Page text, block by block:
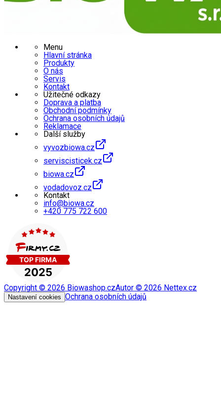
Menu
Hlavní stránka
Produkty
O nás
Servis
Kontakt
Užitečné odkazy
Doprava a platba
Obchodní podmínky
Ochrana osobních údajů
Reklamace
Další služby
vyvozbiowa.cz
serviscisticek.cz
biowa.cz
vodadovoz.cz
Kontakt
info@biowa.cz
+420 775 722 600
Copyright © 2026 Biowashop.czAutor © 2026 Nettex.cz
Nastavení cookies Ochrana osobních údajů